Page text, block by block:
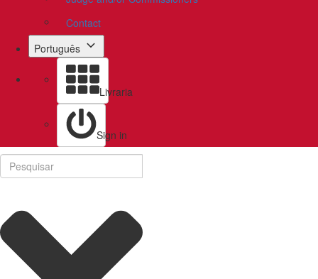
Contact
Português
Livraria
Sign in